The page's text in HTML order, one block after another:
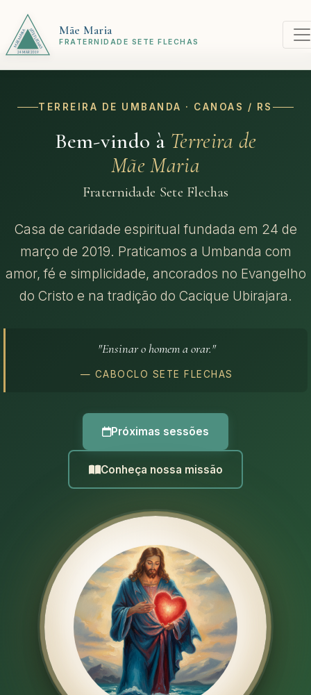
Mãe Maria
FRATERNIDADE SETE FLECHAS
TERREIRA DE UMBANDA · CANOAS / RS
Bem-vindo à Terreira de
Mãe Maria
Fraternidade Sete Flechas
Casa de caridade espiritual fundada em 24 de
março de 2019. Praticamos a Umbanda com
amor, fé e simplicidade, ancorados no Evangelho
do Cristo e na tradição do Cacique Ubirajara.
"Ensinar o homem a orar."
— CABOCLO SETE FLECHAS
Próximas sessões
Conheça nossa missão